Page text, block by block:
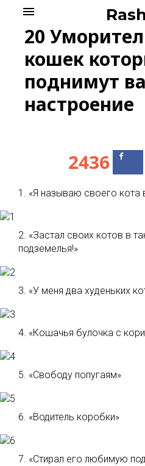
content
menu
20
кошек
поднимут
настроение
2436
1. «Я называю своего кота
2. «Застал своих котов в
подземелья!»
3. «У меня два худеньких
4. «Кошачья булочка с
5. «Свободу попугаям»
6. «Водитель коробки»
7. «Стирал его любимую